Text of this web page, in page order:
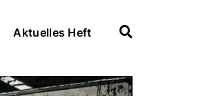
Aktuelles Heft